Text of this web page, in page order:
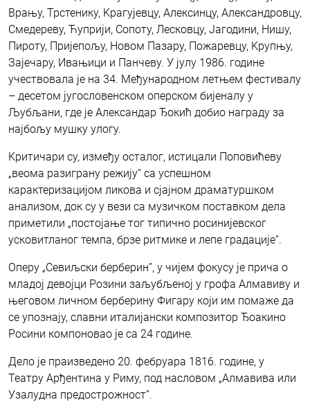
Врању, Трстенику, Kрагујевцу, Алексинцу, Александровцу,
Смедереву, Ћуприји, Сопоту, Лесковцу, Јагодини, Нишу,
Пироту, Пријепољу, Новом Пазару, Пожаревцу, Kрупњу,
Зајечару, Ивањици и Панчеву. У јулу 1986. године
учествовала је на 34. Међународном летњем фестивалу
– десетом југословенском оперском бијеналу у
Љубљани, где је Александар Ђокић добио награду за
најбољу мушку улогу.
Kритичари су, између осталог, истицали Поповићеву
„веома разиграну режију“ са успешном
карактеризацијом ликова и сјајном драматуршком
анализом, док су у вези са музичком поставком дела
приметили „постојање тог типично росинијевског
усковитланог темпа, брзе ритмике и лепе градације“.
Оперу „Севиљски берберин”, у чијем фокусу је прича о
младој девојци Розини заљубљеној у грофа Алмавиву и
његовом личном берберину Фигару који им помаже да
се упознају, славни италијански композитор Ђоакино
Росини компоновао је са 24 године.
Дело је праизведено 20. фебруара 1816. године, у
Театру Арђентина у Риму, под насловом „Алмавива или
Узалудна предострожност”.